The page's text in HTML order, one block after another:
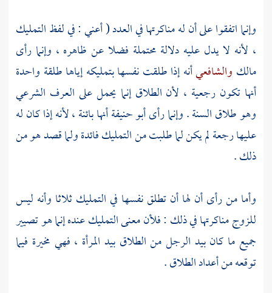
وإنما اتفقوا على أن له مناكرتها في العدد ( أعني : في لفظ التمليك
، لأنه لا يدل عليه دلالة محتملة فضلا عن ظاهره ، وإنما رأى
مالك والشافعيأنه إذا طلقت نفسها بتمليكه إياها طلقة واحدة
أنها تكون رجعية ، لأن الطلاق إنما يحمل على العرف الشرعي
وهو طلاق السنة . وإنما رأىأبو حنيفةأنها بائنة ، لأنه إذا كان له
عليها رجعة لم يكن لما طلبت من التمليك فائدة ولما قصد هو من
ذلك .
وأما من رأى أن لها أن تطلق نفسها في التمليك ثلاثا وأنه ليس
للزوج مناكرتها في ذلك : فلأن معنى التمليك عنده إنما هو تصيير
جميع ما كان بيد الرجل من الطلاق بيد المرأة ، فهي مخيرة فيما
توقعه من أعداد الطلاق .